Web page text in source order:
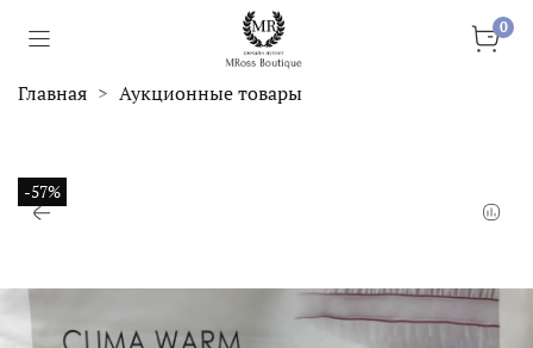
0
Главная Аукционные товары
-57%